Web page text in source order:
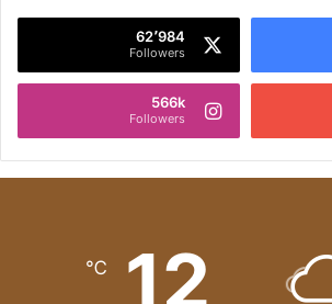
62٬984
Followers
566k
Followers
12
℃